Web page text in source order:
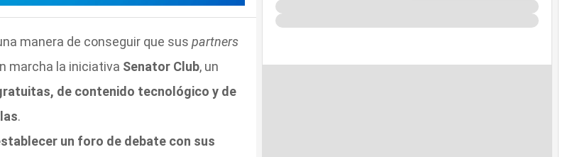
manera de conseguir que sus partners
marcha la iniciativa Senator Club, un
de contenido tecnológico y de
.
un foro de debate con sus